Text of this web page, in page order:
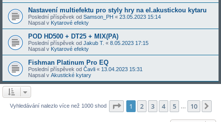
Nastavení multiefektu pro styly hry na el.akustickou kytaru
Poslední příspěvek od Samson_PH « 23.05.2023 15:14
Napsal v Kytarové efekty
POD HD500 + DT25 + MIX(PA)
Poslední příspěvek od Jakub T. « 8.05.2023 17:15
Napsal v Kytarové efekty
Fishman Platinum Pro EQ
Poslední příspěvek od Čavli « 13.04.2023 15:31
Napsal v Akustické kytary
Vyhledávání nalezlo více než 1000 shod Stránka z 10
1 2 3 4 5 10